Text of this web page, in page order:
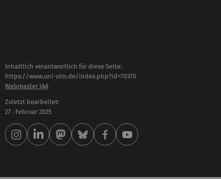
Inhaltlich verantwortlich für diese Seite:
https://www.uni-ulm.de/index.php?id=70370
Webmaster IAA
Zuletzt bearbeitet:
27 . Februar 2025